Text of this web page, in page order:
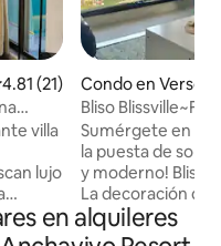
promedio: 4.81 de
4.81 (21)
villa
lujo
Condo en Versova
Bliso
apartamento de 2
Vista al mar
Sumérgete en
la puesta de sol🌅 ¡Luminoso, espacioso
y moderno!
La decoración de
buen gusto en el
complementa la
en alquileres